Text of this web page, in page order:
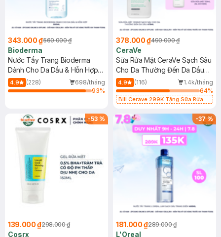
343.000 ₫560.000 ₫
Bioderma
Nước Tẩy Trang Bioderma
Dành Cho Da Dầu & Hỗn Hợp
500ml
4.9 (228)
698/tháng
93%
378.000 ₫490.000 ₫
CeraVe
Sữa Rửa Mặt CeraVe Sạch Sâu
Cho Da Thường Đến Da Dầu
473ml
4.9 (116)
1.4k/tháng
64%
Bill Cerave 299K Tặng Sữa Rửa
-53 %
139.000 ₫298.000 ₫
Cosrx
-37%
181.000 ₫289.000 ₫
L'Oreal